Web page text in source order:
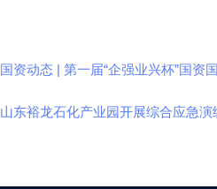
国资动态 | 第一届“企强业兴杯”国资
山东裕龙石化产业园开展综合应急演